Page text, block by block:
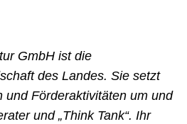
GmbH ist die
des Landes. Sie setzt
und Förderaktivitäten um und
und „Think Tank“. Ihr